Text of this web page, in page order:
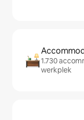
1.730
werkplek